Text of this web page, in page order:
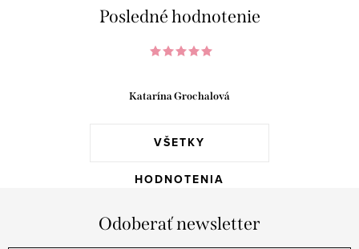
Posledné hodnotenie
VŠETKY
HODNOTENIA
Katarína Grochalová
Odoberať newsletter